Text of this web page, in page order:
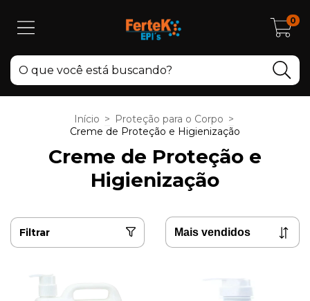
0
Início > Proteção para o Corpo >
Creme de Proteção e Higienização
Creme de Proteção e
Higienização
Filtrar